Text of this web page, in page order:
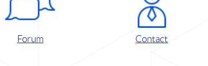
Forum Contact